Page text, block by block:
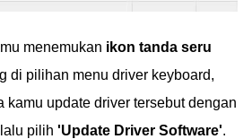
menemukan ikon tanda seru
di pilihan menu driver keyboard,
kamu update driver tersebut dengan
pilih 'Update Driver Software'.